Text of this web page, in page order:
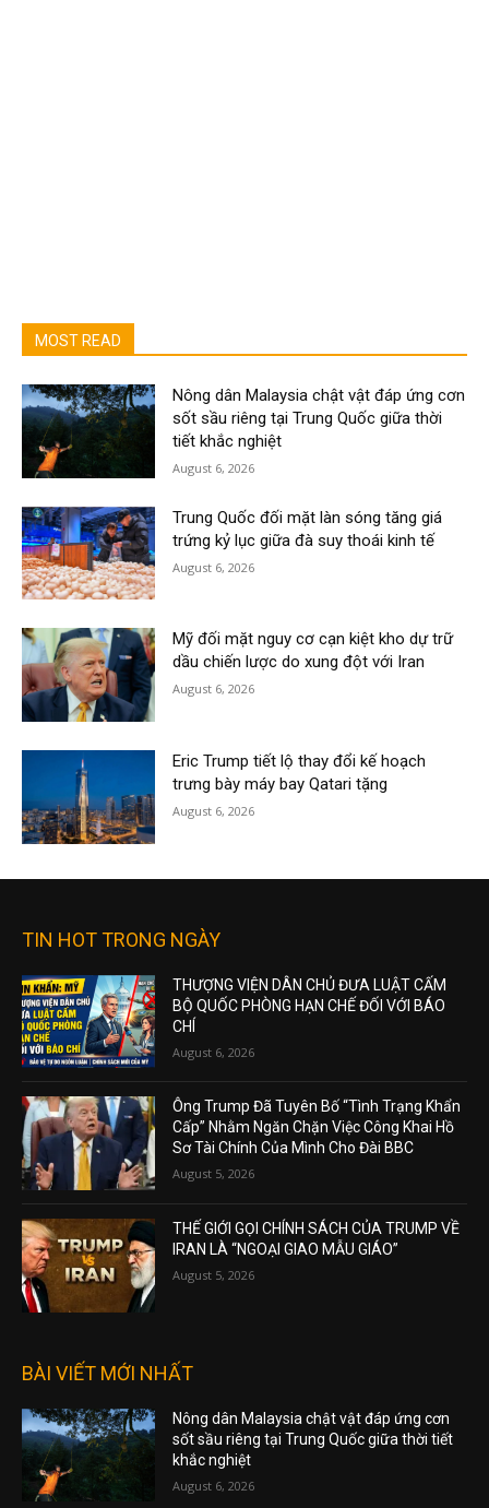
MOST READ
Nông dân Malaysia chật vật đáp ứng cơn
sốt sầu riêng tại Trung Quốc giữa thời
tiết khắc nghiệt
August 6, 2026
Trung Quốc đối mặt làn sóng tăng giá
trứng kỷ lục giữa đà suy thoái kinh tế
August 6, 2026
Mỹ đối mặt nguy cơ cạn kiệt kho dự trữ
dầu chiến lược do xung đột với Iran
August 6, 2026
Eric Trump tiết lộ thay đổi kế hoạch
trưng bày máy bay Qatari tặng
August 6, 2026
TIN HOT TRONG NGÀY
THƯỢNG VIỆN DÂN CHỦ ĐƯA LUẬT CẤM
BỘ QUỐC PHÒNG HẠN CHẾ ĐỐI VỚI BÁO
CHÍ
August 6, 2026
Ông Trump Đã Tuyên Bố “Tình Trạng Khẩn
Cấp” Nhằm Ngăn Chặn Việc Công Khai Hồ
Sơ Tài Chính Của Mình Cho Đài BBC
August 5, 2026
THẾ GIỚI GỌI CHÍNH SÁCH CỦA TRUMP VỀ
IRAN LÀ “NGOẠI GIAO MẪU GIÁO”
August 5, 2026
BÀI VIẾT MỚI NHẤT
Nông dân Malaysia chật vật đáp ứng cơn
sốt sầu riêng tại Trung Quốc giữa thời tiết
khắc nghiệt
August 6, 2026